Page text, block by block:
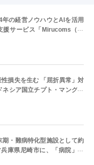
の経営ノウハウとAIを活用
援サービス「Mirucoms（ミ
損失を生む 「屈折異常」対
シア国立チプト・マングン
官民連携を強化。
期・難病特化型施設として約
庫県尼崎市に、「病院」で
まで自分らしく生きるため